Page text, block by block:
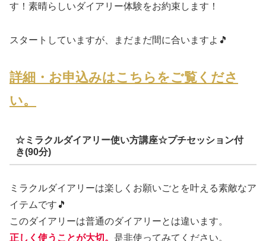
す！素晴らしいダイアリー体験をお約束します！
スタートしていますが、まだまだ間に合いますよ🎵
詳細・お申込みはこちらをご覧くださ
い。
☆ミラクルダイアリー使い方講座☆プチセッション付
き(90分)
ミラクルダイアリーは楽しくお願いごとを叶える素敵なア
イテムです🎵
このダイアリーは普通のダイアリーとは違います。
正しく使うことが大切。 是非使ってみてください。